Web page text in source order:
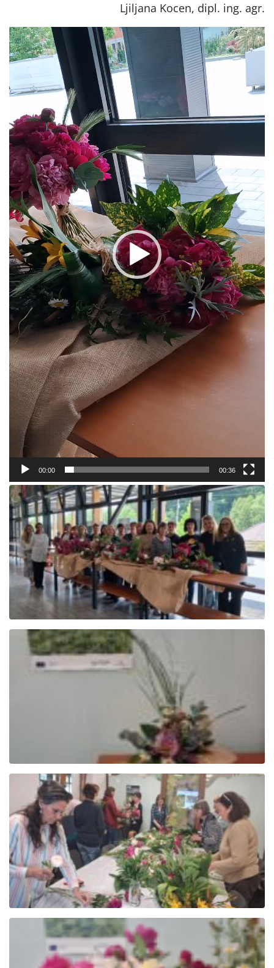
Ljiljana Kocen, dipl. ing. agr.
Reproduktor
videozapisa
00:00 00:36